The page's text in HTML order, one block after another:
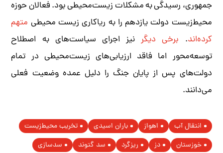
جمهوری، رسیدگی به مشکلات زیست‌محیطی بود. فعالان حوزه
محیط‌زیست دولت یازدهم را به ریاکاری زیست محیطی متهم
کرده‌اند. برخی دیگرنیز اجرای سیاست‌های به اصطلاح
توسعه‌محور اما فاقد ارزیابی‌های زیست‌محیطی در تمام
دولت‌های پس از پایان جنگ را دلیل عمده وضعیت فعلی
می‌دانند.
انتقال آب اهواز باران اسیدی
تخریب محیط‌زیست
خوزستان
دز ریزگرد سد گتوند
سدسازی